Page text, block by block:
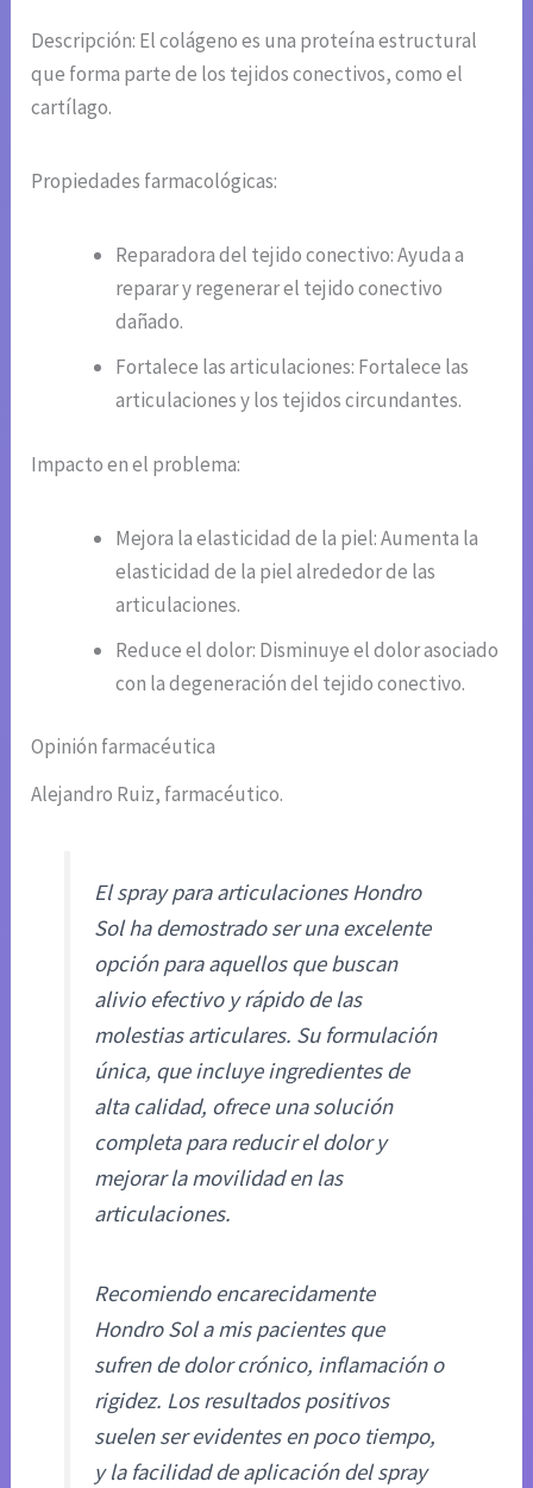
Descripción: El colágeno es una proteína estructural
que forma parte de los tejidos conectivos, como el
cartílago.
Propiedades farmacológicas:
Reparadora del tejido conectivo: Ayuda a
reparar y regenerar el tejido conectivo
dañado.
Fortalece las articulaciones: Fortalece las
articulaciones y los tejidos circundantes.
Impacto en el problema:
Mejora la elasticidad de la piel: Aumenta la
elasticidad de la piel alrededor de las
articulaciones.
Reduce el dolor: Disminuye el dolor asociado
con la degeneración del tejido conectivo.
Opinión farmacéutica
Alejandro Ruiz, farmacéutico.
El spray para articulaciones Hondro
Sol ha demostrado ser una excelente
opción para aquellos que buscan
alivio efectivo y rápido de las
molestias articulares. Su formulación
única, que incluye ingredientes de
alta calidad, ofrece una solución
completa para reducir el dolor y
mejorar la movilidad en las
articulaciones.
Recomiendo encarecidamente
Hondro Sol a mis pacientes que
sufren de dolor crónico, inflamación o
rigidez. Los resultados positivos
suelen ser evidentes en poco tiempo,
y la facilidad de aplicación del spray